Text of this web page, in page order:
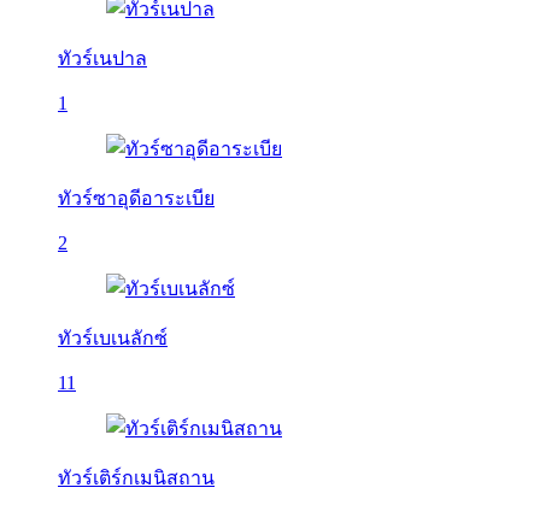
ทัวร์เนปาล
1
ทัวร์ซาอุดีอาระเบีย
2
ทัวร์เบเนลักซ์
11
ทัวร์เติร์กเมนิสถาน